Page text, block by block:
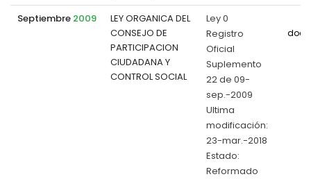
Septiembre 2009
LEY ORGANICA DEL
CONSEJO DE
PARTICIPACION
CIUDADANA Y
CONTROL SOCIAL
Ley 0
Registro
Oficial
Suplemento
22 de 09-
sep.-2009
Ultima
modificación:
23-mar.-2018
Estado:
Reformado